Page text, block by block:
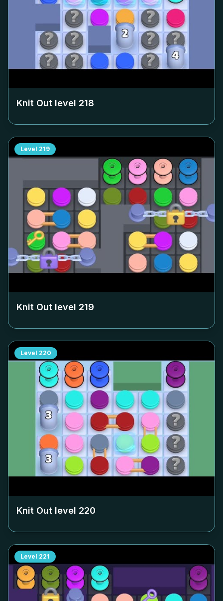
Knit Out level 218
Level 219
Knit Out level 219
Level 220
Knit Out level 220
Level 221